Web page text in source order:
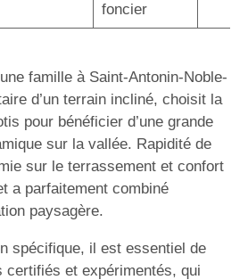
foncier
famille à Saint-Antonin-Noble-
d’un terrain incliné, choisit la
pour bénéficier d’une grande
sur la vallée. Rapidité de
sur le terrassement et confort
a parfaitement combiné
paysagère.
spécifique, il est essentiel de
certifiés et expérimentés, qui